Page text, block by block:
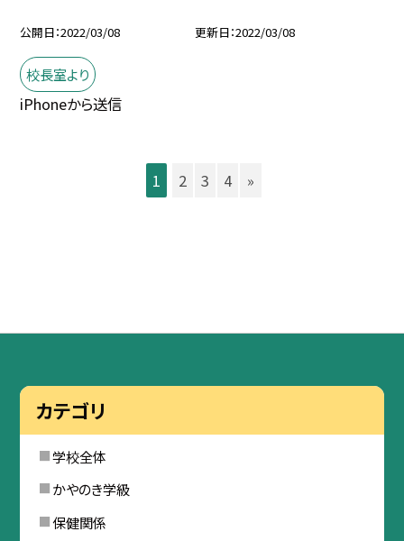
公開日 2022/03/08 更新日 2022/03/08
校長室より
iPhoneから送信
1 2 3 4 »
カテゴリ
学校全体
かやのき学級
保健関係